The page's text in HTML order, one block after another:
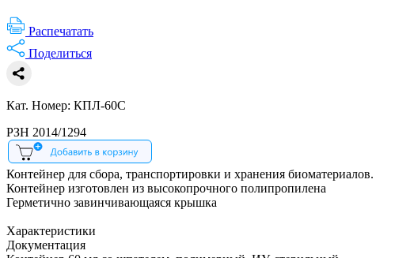
Распечатать
Поделиться
Кат. Номер: КПЛ-60С
РЗН 2014/1294
Контейнер для сбора, транспортировки и хранения биоматериалов.
Контейнер изготовлен из высокопрочного полипропилена
Герметично завинчивающаяся крышка
Характеристики
Документация